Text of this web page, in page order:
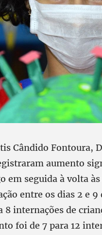
Cândido Fontoura,
aumento
em seguida à volta
entre os dias 2 e
8 internações de
foi de 7 para 12